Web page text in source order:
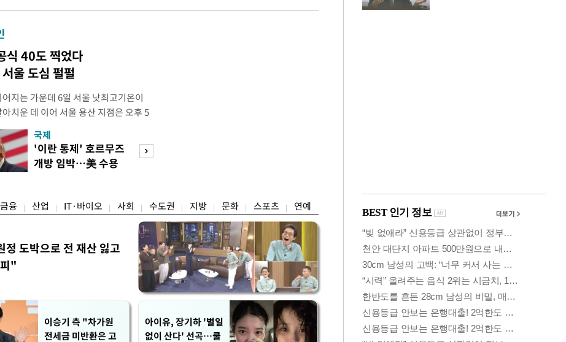
식 40도 찍었다
울 도심 펄펄
지는 가운데 6일 서울 낮최고기온이
치운 데 이어 서울 용산 지점은 오후 5
치솟으며 40도 턱밑까지 육박했다. 기상
후 4시5분 서울 낮최고기온은 종관기상
도까지 올라 올여름 최고 기록을 경신
5위에 해당하는 수치
국제
'이란 통제' 호르무즈
개방 임박…美 수용
금융 산업 IT·바이오 사회 수도권 지방 문화 스포츠 연예
정 도박으로 전 재산 잃고
"
이승기 측 "차가원
전세금 미반환은 고
아이유, 장기하 '별일
없이 산다' 선곡…쿨